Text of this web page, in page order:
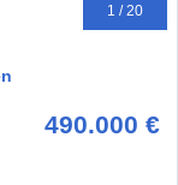
1 / 20
490.000 €